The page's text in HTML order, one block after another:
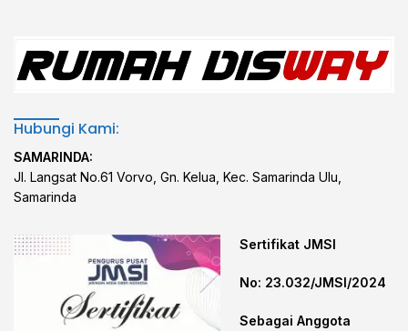
Hubungi Kami:
SAMARINDA:
Jl. Langsat No.61 Vorvo, Gn. Kelua, Kec. Samarinda Ulu,
Samarinda
Sertifikat JMSI
No: 23.032/JMSI/2024
Sebagai Anggota